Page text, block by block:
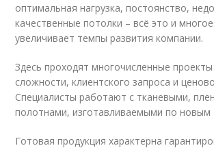
оптимальная нагрузка, постоянство,
качественные потолки – всё это и
увеличивает темпы развития компании.
Здесь проходят многочисленные
сложности, клиентского запроса и
Специалисты работают с тканевыми,
полотнами, изготавливаемыми по новым
Готовая продукция характерна